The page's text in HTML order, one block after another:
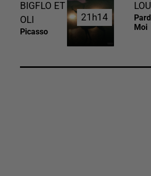
BIGFLO ET
OLI
Picasso
21h14
21h14
Moi